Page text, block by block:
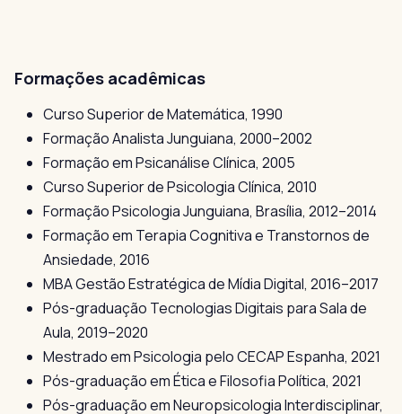
Formações acadêmicas
Curso Superior de Matemática, 1990
Formação Analista Junguiana, 2000–2002
Formação em Psicanálise Clínica, 2005
Curso Superior de Psicologia Clínica, 2010
Formação Psicologia Junguiana, Brasília, 2012–2014
Formação em Terapia Cognitiva e Transtornos de
Ansiedade, 2016
MBA Gestão Estratégica de Mídia Digital, 2016–2017
Pós-graduação Tecnologias Digitais para Sala de
Aula, 2019–2020
Mestrado em Psicologia pelo CECAP Espanha, 2021
Pós-graduação em Ética e Filosofia Política, 2021
Pós-graduação em Neuropsicologia Interdisciplinar,